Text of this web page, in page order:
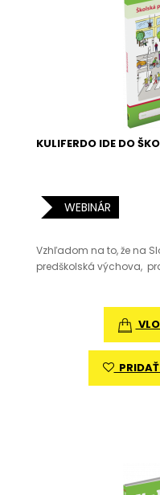
KULIFERDO IDE DO
WEBINÁR
Vzhľadom na to, že na
predškolská výchova,
PRIDAŤ